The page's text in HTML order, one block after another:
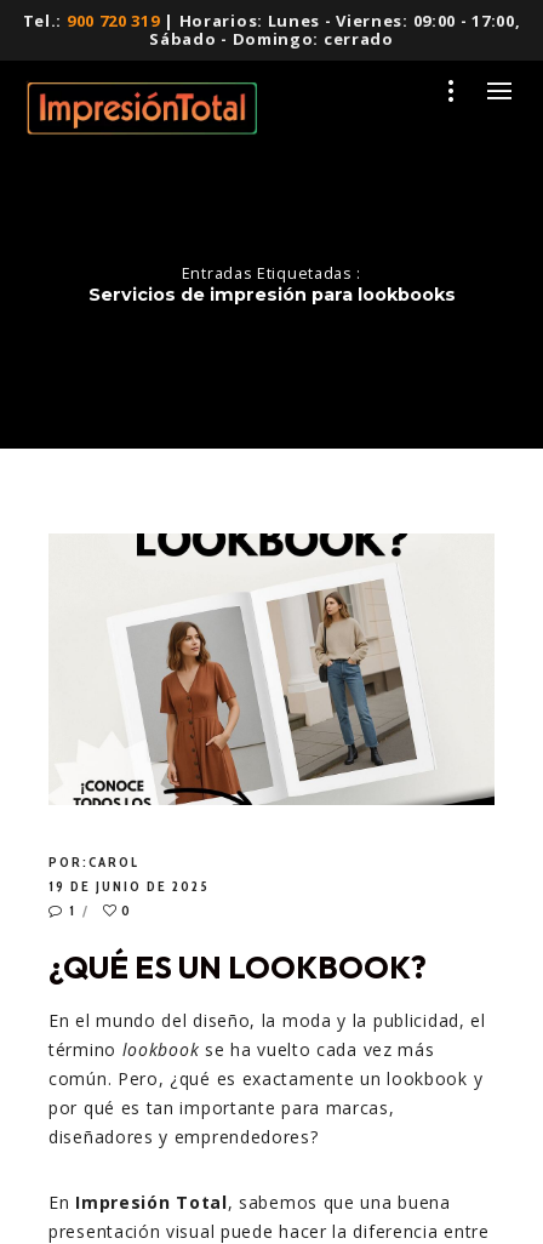
Tel.: 900 720 319| Horarios: Lunes - Viernes: 09:00 - 17:00,
Sábado - Domingo: cerrado
Entradas Etiquetadas :
Servicios de impresión para lookbooks
POR:CAROL
19 DE JUNIO DE 2025
1
0
¿QUÉ ES UN LOOKBOOK?
En el mundo del diseño, la moda y la publicidad, el
término lookbook se ha vuelto cada vez más
común. Pero, ¿qué es exactamente un lookbook y
por qué es tan importante para marcas,
diseñadores y emprendedores?
En Impresión Total, sabemos que una buena
presentación visual puede hacer la diferencia entre